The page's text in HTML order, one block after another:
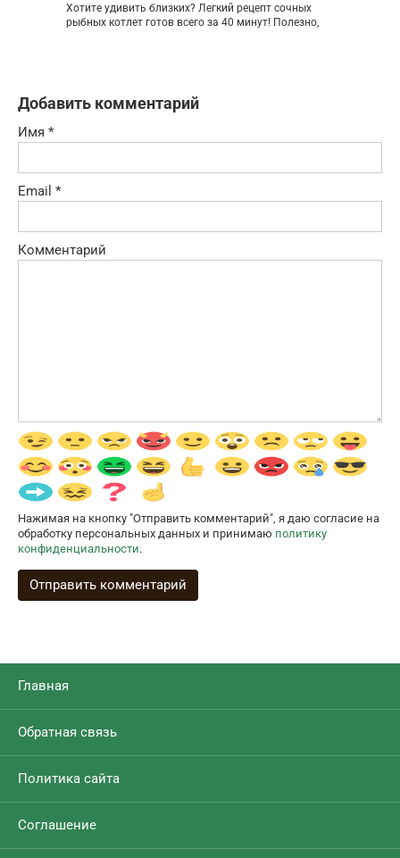
Хотите удивить близких? Легкий рецепт сочных
рыбных котлет готов всего за 40 минут! Полезно,
Добавить комментарий
Имя *
Email *
Комментарий
Нажимая на кнопку "Отправить комментарий", я даю согласие на
обработку персональных данных и принимаю политику
конфиденциальности.
Главная
Обратная связь
Политика сайта
Соглашение